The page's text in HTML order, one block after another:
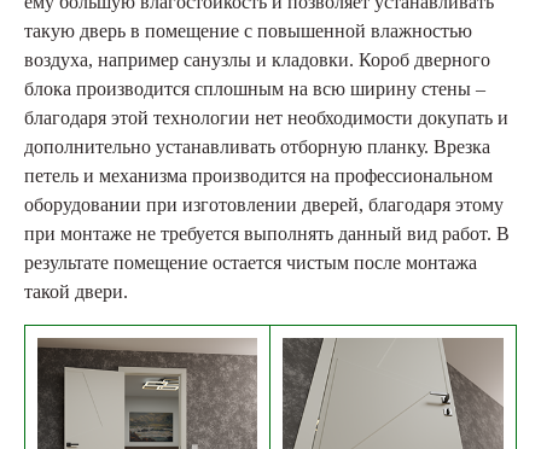
такую ​​дверь в помещение с повышенной влажностью
воздуха, например санузлы и кладовки. Короб дверного
блока производится сплошным на всю ширину стены –
благодаря этой технологии нет необходимости докупать и
дополнительно устанавливать отборную планку. Врезка
петель и механизма производится на профессиональном
оборудовании при изготовлении дверей, благодаря этому
при монтаже не требуется выполнять данный вид работ. В
результате помещение остается чистым после монтажа
такой двери.